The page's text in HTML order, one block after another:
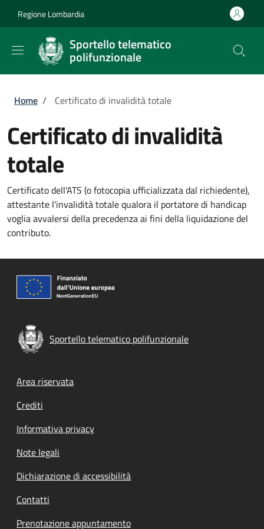
Regione Lombardia
Sportello telematico
polifunzionale
Briciole di pane
Home / Certificato di invalidità totale
Certificato di invalidità
totale
Certificato dell'ATS (o fotocopia ufficializzata dal richiedente),
attestante l'invalidità totale qualora il portatore di handicap
voglia avvalersi della precedenza ai fini della liquidazione del
contributo.
Sportello telematico polifunzionale
Footer menu
Area riservata
Crediti
Informativa privacy
Note legali
Dichiarazione di accessibilità
Contatti
Prenotazione appuntamento